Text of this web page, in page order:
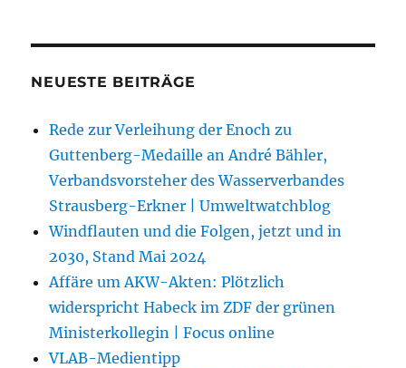
NEUESTE BEITRÄGE
Rede zur Verleihung der Enoch zu
Guttenberg-Medaille an André Bähler,
Verbandsvorsteher des Wasserverbandes
Strausberg-Erkner | Umweltwatchblog
Windflauten und die Folgen, jetzt und in
2030, Stand Mai 2024
Affäre um AKW-Akten: Plötzlich
widerspricht Habeck im ZDF der grünen
Ministerkollegin | Focus online
VLAB-Medientipp